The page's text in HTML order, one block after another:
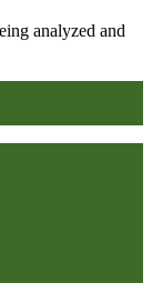
analyzed and